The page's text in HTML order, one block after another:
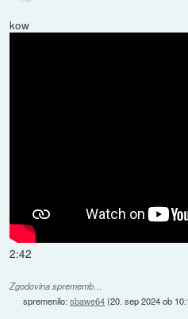
kow
2:42
Zgodovina sprememb…
spremenilo:sbawe64(20. sep 2024 ob